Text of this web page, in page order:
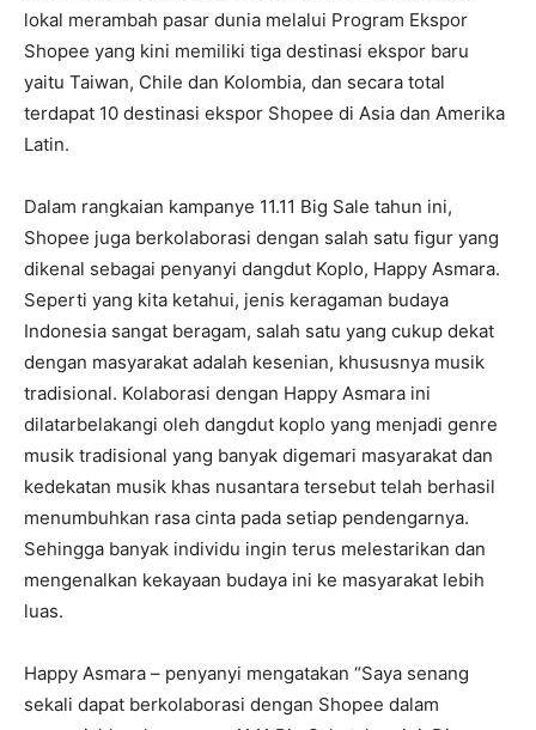
lokal merambah pasar dunia melalui Program Ekspor
Shopee yang kini memiliki tiga destinasi ekspor baru
yaitu Taiwan, Chile dan Kolombia, dan secara total
terdapat 10 destinasi ekspor Shopee di Asia dan Amerika
Latin.
Dalam rangkaian kampanye 11.11 Big Sale tahun ini,
Shopee juga berkolaborasi dengan salah satu figur yang
dikenal sebagai penyanyi dangdut Koplo, Happy Asmara.
Seperti yang kita ketahui, jenis keragaman budaya
Indonesia sangat beragam, salah satu yang cukup dekat
dengan masyarakat adalah kesenian, khususnya musik
tradisional. Kolaborasi dengan Happy Asmara ini
dilatarbelakangi oleh dangdut koplo yang menjadi genre
musik tradisional yang banyak digemari masyarakat dan
kedekatan musik khas nusantara tersebut telah berhasil
menumbuhkan rasa cinta pada setiap pendengarnya.
Sehingga banyak individu ingin terus melestarikan dan
mengenalkan kekayaan budaya ini ke masyarakat lebih
luas.
Happy Asmara – penyanyi mengatakan “Saya senang
sekali dapat berkolaborasi dengan Shopee dalam